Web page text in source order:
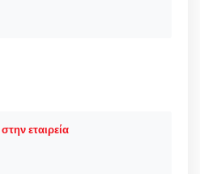
εταιρεία